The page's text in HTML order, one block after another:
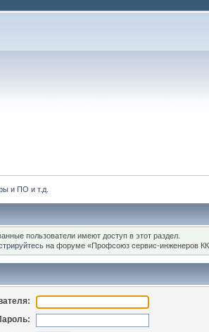
и ПО и т.д.
пользователи имеют доступ в этот раздел.
на форуме «Профсоюз сервис-инженеров